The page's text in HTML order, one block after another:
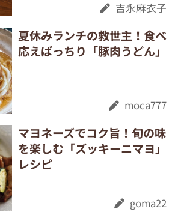
吉永麻衣子
夏休みランチの救世主！食べ
応えばっちり「豚肉うどん」
moca777
マヨネーズでコク旨！旬の味
を楽しむ「ズッキーニマヨ」
レシピ
goma22